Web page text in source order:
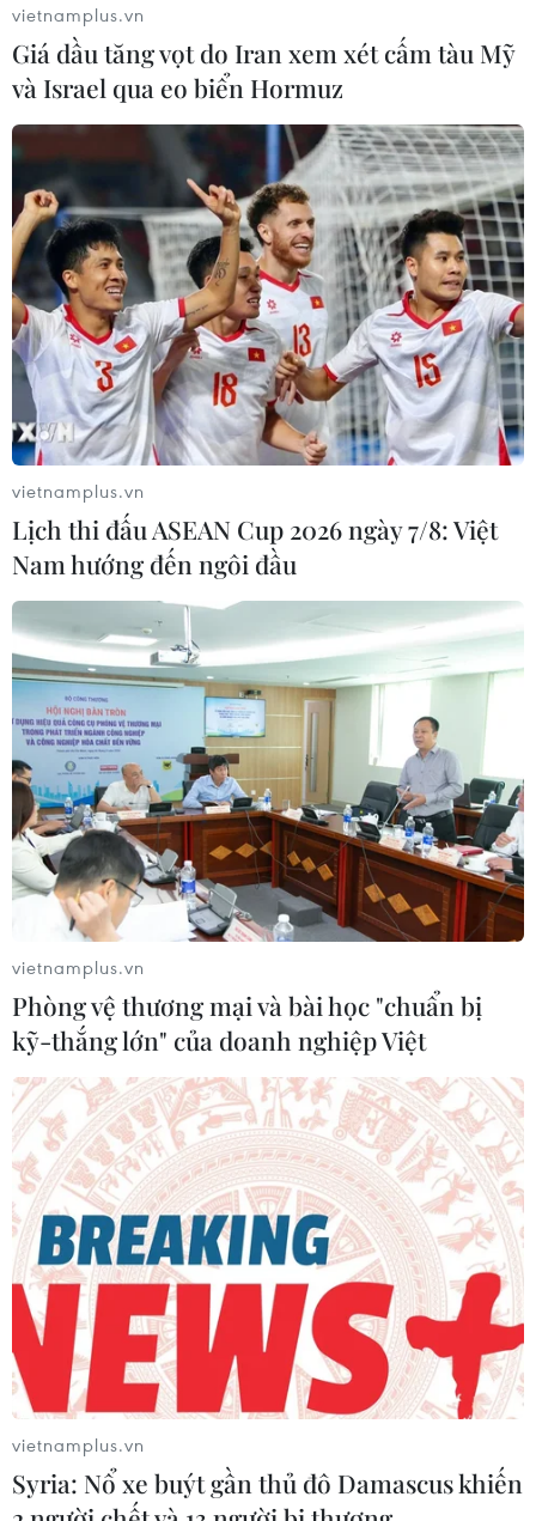
Thủ tướng Tây Ban Nha kêu gọi lãnh đạo
Catalonia hủy trưng cầu ý dân
21/09/2017 03:08
Thủ tướng Rajoy khẳng định "vẫn còn thời gian" để
tránh làm cho vấn đề trở nên nghiêm trọng hơn, đồng
thời cho rằng "cuộc trưng cầu dân ý này là một sự ảo
tưởng."
Chính quyền Catalonia bi quan về kế
hoạch cuộc trưng cầu ý dân
21/09/2017 13:01
Chính quyền Catalonia thừa nhận kế hoạch tổ chức
trưng cầu ý dân về độc lập vào ngày 1/10 đã bị giáng
một đòn mạnh do cuộc đàn áp của chính quyền Tây
Ban Nha đối với cuộc bỏ phiếu.
vietnamplus.vn
Giá dầu tăng vọt do Iran xem xét cấm tàu Mỹ
và Israel qua eo biển Hormuz
vietnamplus.vn
Lịch thi đấu ASEAN Cup 2026 ngày 7/8: Việt
Nam hướng đến ngôi đầu
vietnamplus.vn
Phòng vệ thương mại và bài học "chuẩn bị
kỹ-thắng lớn" của doanh nghiệp Việt
vietnamplus.vn
Syria: Nổ xe buýt gần thủ đô Damascus khiến